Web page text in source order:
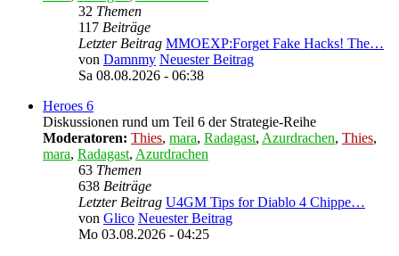
32 Themen
117 Beiträge
Letzter Beitrag MMOEXP:Forget Fake Hacks! The…
von Damnmy Neuester Beitrag
Sa 08.08.2026 - 06:38
Heroes 6
Diskussionen rund um Teil 6 der Strategie-Reihe
Moderatoren: Thies, mara, Radagast, Azurdrachen, Thies,
mara, Radagast, Azurdrachen
63 Themen
638 Beiträge
Letzter Beitrag U4GM Tips for Diablo 4 Chippe…
von Glico Neuester Beitrag
Mo 03.08.2026 - 04:25